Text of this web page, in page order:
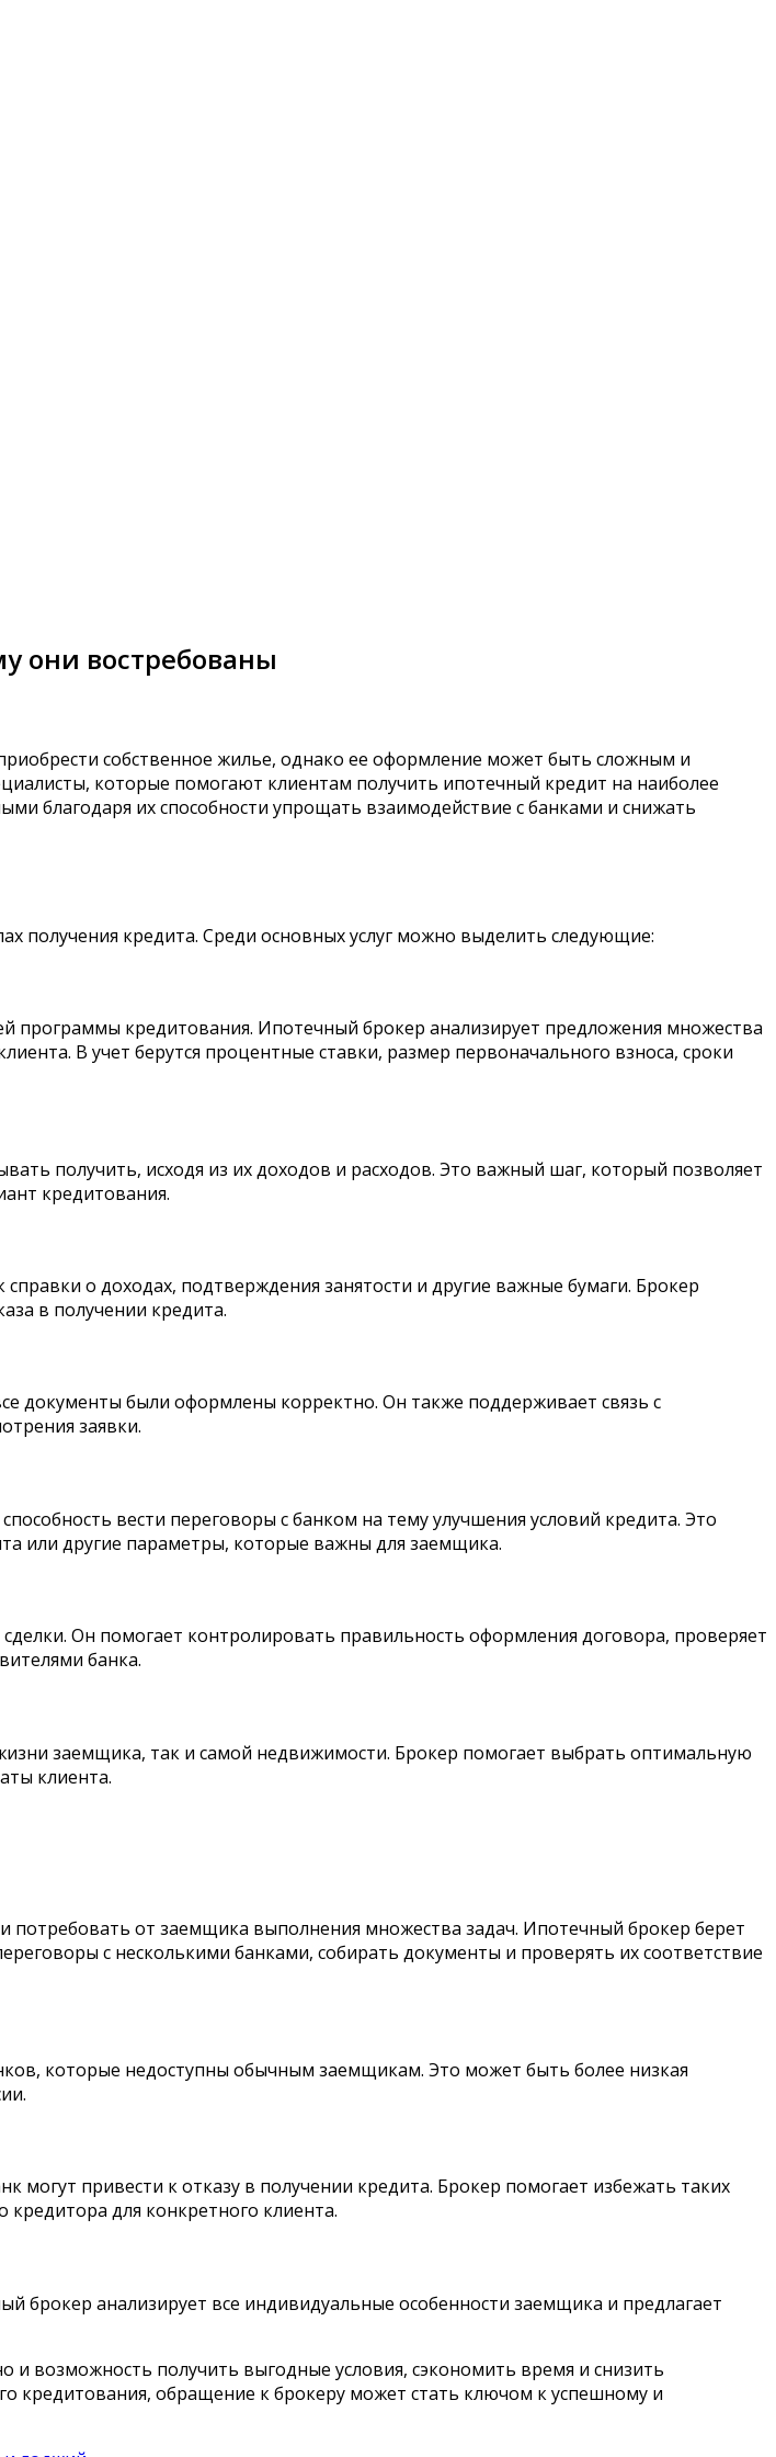
они востребованы
собственное жилье, однако ее оформление может быть сложным и
которые помогают клиентам получить ипотечный кредит на наиболее
благодаря их способности упрощать взаимодействие с банками и снижать
получения кредита. Среди основных услуг можно выделить следующие:
программы кредитования. Ипотечный брокер анализирует предложения множества
В учет берутся процентные ставки, размер первоначального взноса, сроки
получить, исходя из их доходов и расходов. Это важный шаг, который позволяет
кредитования.
о доходах, подтверждения занятости и другие важные бумаги. Брокер
в получении кредита.
документы были оформлены корректно. Он также поддерживает связь с
заявки.
вести переговоры с банком на тему улучшения условий кредита. Это
или другие параметры, которые важны для заемщика.
Он помогает контролировать правильность оформления договора, проверяет
банка.
заемщика, так и самой недвижимости. Брокер помогает выбрать оптимальную
клиента.
потребовать от заемщика выполнения множества задач. Ипотечный брокер берет
с несколькими банками, собирать документы и проверять их соответствие
которые недоступны обычным заемщикам. Это может быть более низкая
привести к отказу в получении кредита. Брокер помогает избежать таких
для конкретного клиента.
анализирует все индивидуальные особенности заемщика и предлагает
возможность получить выгодные условия, сэкономить время и снизить
кредитования, обращение к брокеру может стать ключом к успешному и